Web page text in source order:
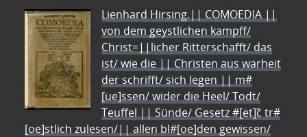
Lienhard Hirsing.|| COMOEDIA ||
von dem geystlichen kampff/
Christ=||licher Ritterschafft/ das
ist/ wie die || Christen aus warheit
der schrifft/ sich legen || m#
[ue]ssen/ wider die Heel/ Todt/
Teuffel || Sünde/ Gesetz #[et]c̃ tr#
[oe]stlich zulesen/|| allen bl#[oe]den gewissen/